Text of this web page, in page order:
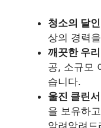
청소의 달인
상의 경력
깨끗한 우
공, 소규모
습니다.
울진 클린
을 보유하